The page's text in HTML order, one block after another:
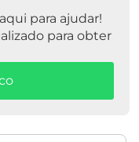
para ajudar!
para obter